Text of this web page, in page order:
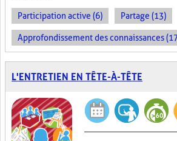
Participation active (6) Partage (13)
Approfondissement des connaissances
L'ENTRETIEN EN TÊTE-À-TÊTE